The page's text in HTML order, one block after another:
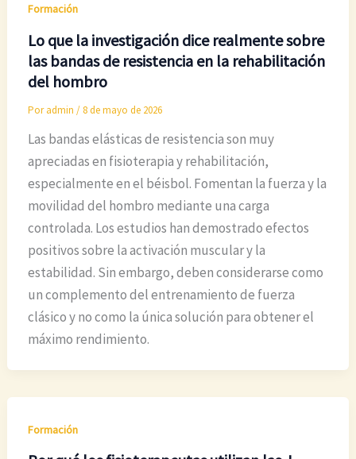
Formación
Lo que la investigación dice realmente sobre
las bandas de resistencia en la rehabilitación
del hombro
Poradmin / 8 de mayo de 2026
Las bandas elásticas de resistencia son muy
apreciadas en fisioterapia y rehabilitación,
especialmente en el béisbol. Fomentan la fuerza y la
movilidad del hombro mediante una carga
controlada. Los estudios han demostrado efectos
positivos sobre la activación muscular y la
estabilidad. Sin embargo, deben considerarse como
un complemento del entrenamiento de fuerza
clásico y no como la única solución para obtener el
máximo rendimiento.
Formación